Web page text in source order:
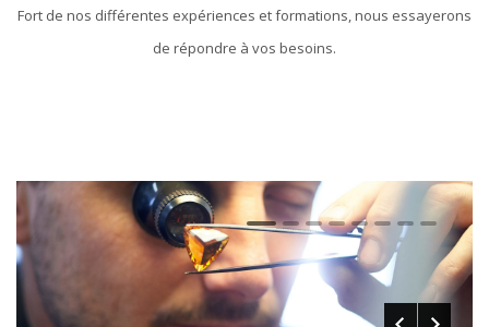
Fort de nos différentes expériences et formations, nous essayerons
de répondre à vos besoins.
1 2 3 4 5 6 7